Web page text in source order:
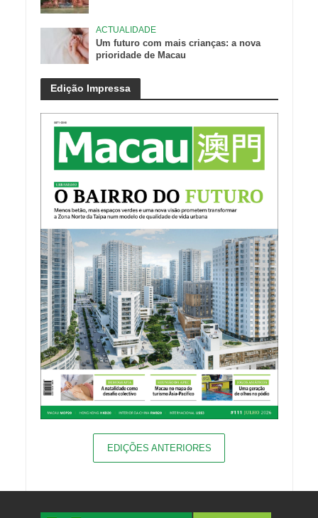
ACTUALIDADE
Um futuro com mais crianças: a nova
prioridade de Macau
Edição Impressa
EDIÇÕES ANTERIORES